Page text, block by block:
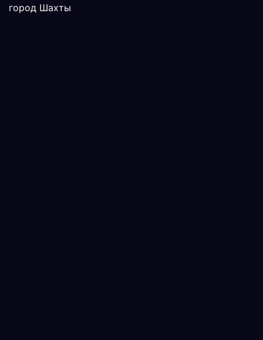
город Шахты